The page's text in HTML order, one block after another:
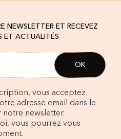
NEWSLETTER ET RECEVEZ
ET ACTUALITÉS
vous acceptez
adresse email dans le
newsletter.
vous pourrez vous